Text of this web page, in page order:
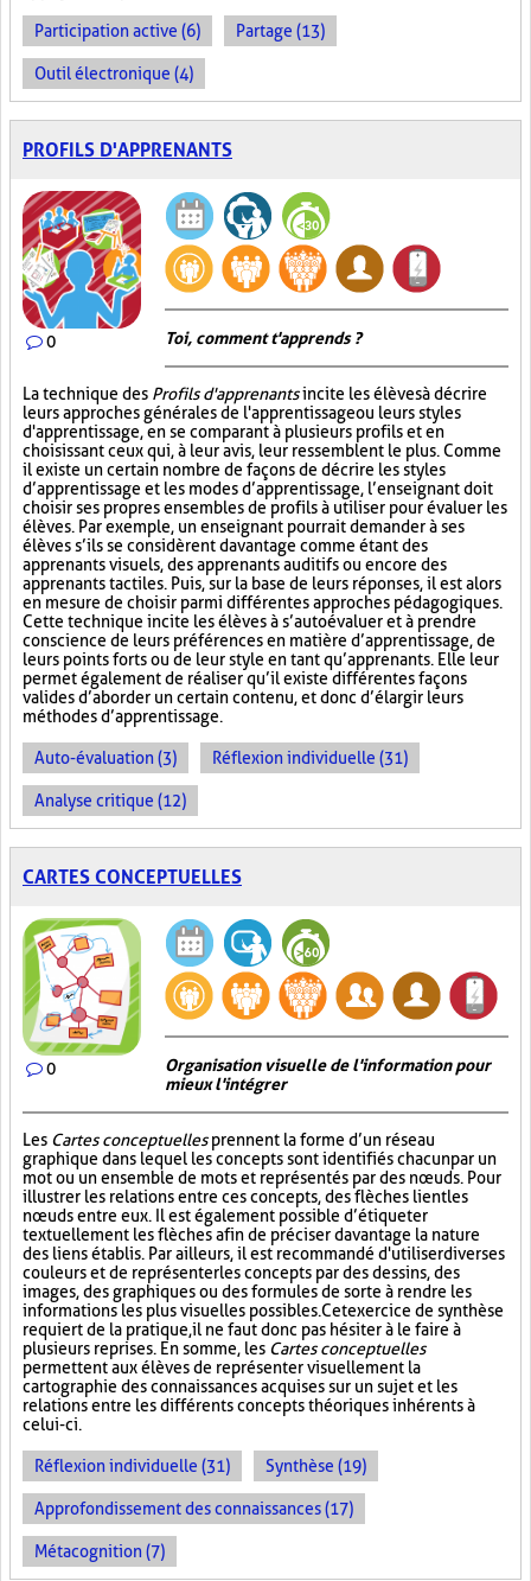
Participation active (6) Partage (13)
Outil électronique (4)
PROFILS D'APPRENANTS
0 Toi, comment t'apprends ?
La technique des Profils d'apprenantsincite les élèves à décrire
leurs approches générales de l'apprentissage ou leurs styles
d'apprentissage, en se comparant à plusieurs profils et en
choisissant ceux qui, à leur avis, leur ressemblent le plus. Comme
il existe un certain nombre de façons de décrire les styles
d’apprentissage et les modes d’apprentissage, l’enseignant doit
choisir ses propres ensembles de profils à utiliser pour évaluer les
élèves. Par exemple, un enseignant pourrait demander à ses
élèves s’ils se considèrent davantage comme étant des
apprenants visuels, des apprenants auditifs ou encore des
apprenants tactiles. Puis, sur la base de leurs réponses, il est alors
en mesure de choisir parmi différentes approches pédagogiques.
Cette technique incite les élèves à s’autoévaluer et à prendre
conscience de leurs préférences en matière d’apprentissage, de
leurs points forts ou de leur style en tant qu’apprenants. Elle leur
permet également de réaliser qu’il existe différentes façons
valides d’aborder un certain contenu, et donc d’élargir leurs
méthodes d’apprentissage.
Auto-évaluation (3) Réflexion individuelle (31)
Analyse critique (12)
CARTES CONCEPTUELLES
0
Organisation visuelle de l'information pour
mieux l'intégrer
Les Cartes conceptuellesprennent la forme d’un réseau
graphique dans lequel les concepts sont identifiés chacun par un
mot ou un ensemble de mots et représentés par des nœuds. Pour
illustrer les relations entre ces concepts, des flèches lient les
nœuds entre eux. Il est également possible d’étiqueter
textuellement les flèches afin de préciser davantage la nature
des liens établis. Par ailleurs, il est recommandé d'utiliser diverses
couleurs et de représenter les concepts par des dessins, des
images, des graphiques ou des formules de sorte à rendre les
informations les plus visuelles possibles. Cet exercice de synthèse
requiert de la pratique, il ne faut donc pas hésiter à le faire à
plusieurs reprises. En somme, les Cartes conceptuelles
permettent aux élèves de représenter visuellement la
cartographie des connaissances acquises sur un sujet et les
relations entre les différents concepts théoriques inhérents à
celui-ci.
Réflexion individuelle (31) Synthèse (19)
Approfondissement des connaissances (17)
Métacognition (7)